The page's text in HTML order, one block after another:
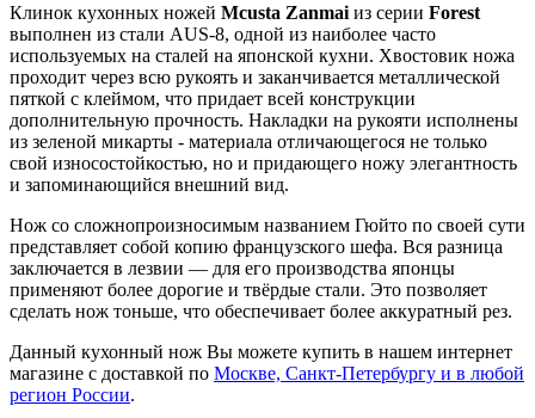
Клинок кухонных ножей Mcusta Zanmai из серии Forest
выполнен из стали AUS-8, одной из наиболее часто
используемых на сталей на японской кухни. Хвостовик ножа
проходит через всю рукоять и заканчивается металлической
пяткой с клеймом, что придает всей конструкции
дополнительную прочность. Накладки на рукояти исполнены
из зеленой микарты - материала отличающегося не только
свой износостойкостью, но и придающего ножу элегантность
и запоминающийся внешний вид.
Нож со сложнопроизносимым названием Гюйто по своей сути
представляет собой копию французского шефа. Вся разница
заключается в лезвии — для его производства японцы
применяют более дорогие и твёрдые стали. Это позволяет
сделать нож тоньше, что обеспечивает более аккуратный рез.
Данный кухонный нож Вы можете купить в нашем интернет
магазине с доставкой по Москве, Санкт-Петербургу и в любой
регион России.